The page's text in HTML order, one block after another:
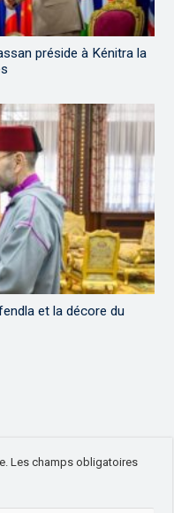
préside à Kénitra la
et la décore du
Les champs obligatoires